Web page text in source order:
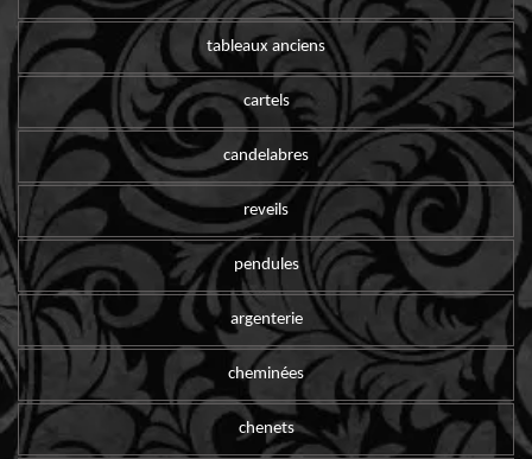
tableaux anciens
cartels
candelabres
reveils
pendules
argenterie
cheminées
chenets